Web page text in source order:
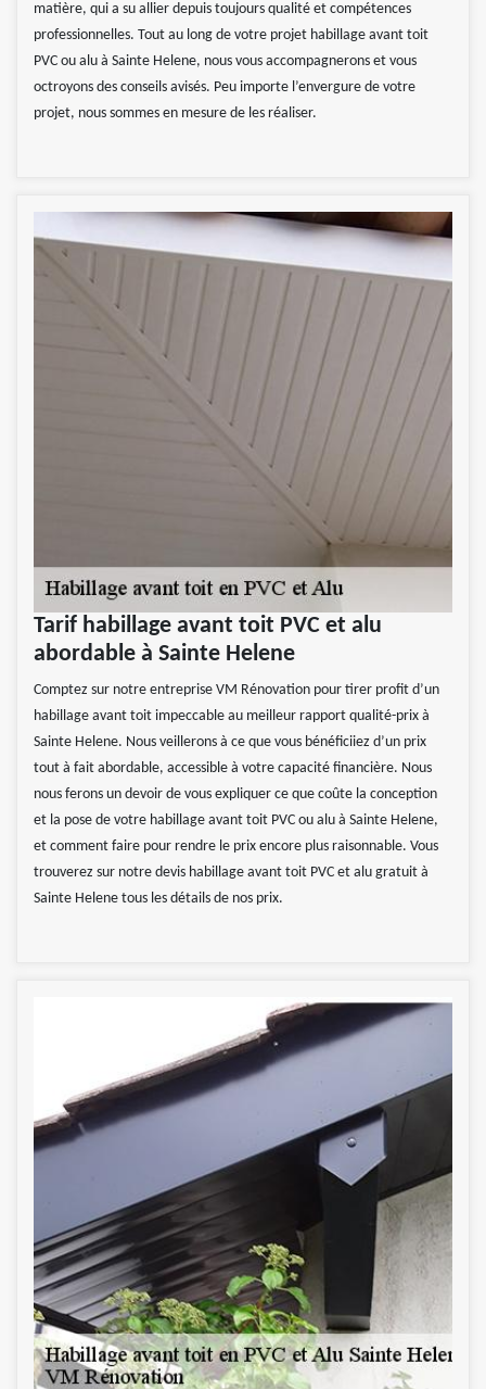
matière, qui a su allier depuis toujours qualité et compétences
professionnelles. Tout au long de votre projet habillage avant toit
PVC ou alu à Sainte Helene, nous vous accompagnerons et vous
octroyons des conseils avisés. Peu importe l’envergure de votre
projet, nous sommes en mesure de les réaliser.
Tarif habillage avant toit PVC et alu
abordable à Sainte Helene
Comptez sur notre entreprise VM Rénovation pour tirer profit d’un
habillage avant toit impeccable au meilleur rapport qualité-prix à
Sainte Helene. Nous veillerons à ce que vous bénéficiiez d’un prix
tout à fait abordable, accessible à votre capacité financière. Nous
nous ferons un devoir de vous expliquer ce que coûte la conception
et la pose de votre habillage avant toit PVC ou alu à Sainte Helene,
et comment faire pour rendre le prix encore plus raisonnable. Vous
trouverez sur notre devis habillage avant toit PVC et alu gratuit à
Sainte Helene tous les détails de nos prix.